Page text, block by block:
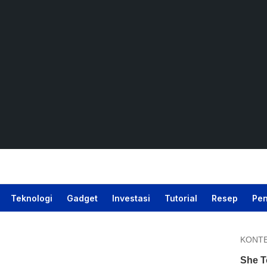
Teknologi Gadget Investasi Tutorial Resep